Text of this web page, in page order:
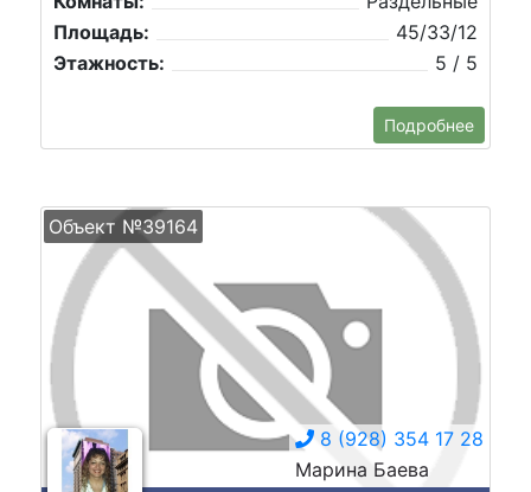
Площадь:
45/33/12
Этажность:
5 / 5
Подробнее
Объект №39164
8 (928) 354 17 28
Марина Баева